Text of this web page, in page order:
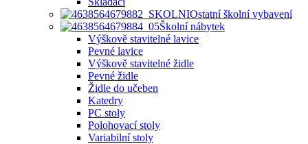
Ostatní školní vybavení
Školní nábytek
Výškově stavitelné lavice
Pevné lavice
Výškově stavitelné židle
Pevné židle
Židle do učeben
Katedry
PC stoly
Polohovací stoly
Variabilní stoly